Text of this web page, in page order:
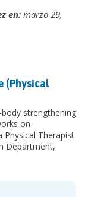
en: marzo 29,
(Physical
strengthening
on
Physical Therapist
Department,